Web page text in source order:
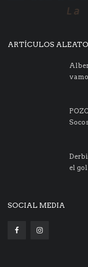
ARTÍCULOS
el gol
SOCIAL MEDIA